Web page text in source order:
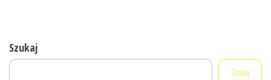
Szukaj
Szukaj